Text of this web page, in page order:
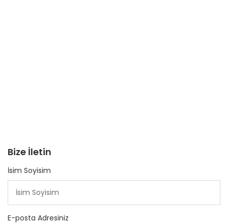
Bize İletin
İsim Soyisim
E-posta Adresiniz